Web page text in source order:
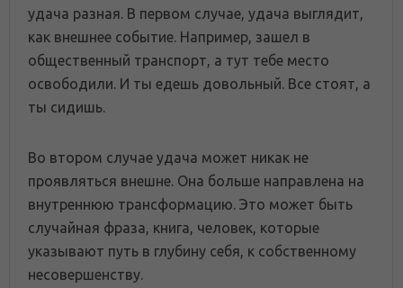
удача разная. В первом случае, удача выглядит,
как внешнее событие. Например, зашел в
общественный транспорт, а тут тебе место
освободили. И ты едешь довольный. Все стоят, а
ты сидишь.
Во втором случае удача может никак не
проявляться внешне. Она больше направлена на
внутреннюю трансформацию. Это может быть
случайная фраза, книга, человек, которые
указывают путь в глубину себя, к собственному
несовершенству.